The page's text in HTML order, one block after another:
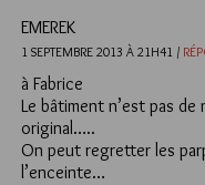
EMEREK
1 SEPTEMBRE 2013 À 21H41 /
à Fabrice
Le bâtiment n’est pas
original…..
On peut regretter les
l’enceinte…